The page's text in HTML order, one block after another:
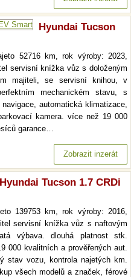
Hyundai Tucson
52716 km, rok výroby: 2023,
servisní knížka vůz s doloženým
majiteli, se servisní knihou, v
mechanickém stavu, s
automatická klimatizace,
kamera. více než 19 000
garance…
Zobrazit inzerát
Hyundai Tucson 1.7 CRDi
139753 km, rok výroby: 2016,
servisní knížka vůz s naftovým
výbava. dlouhá platnost stk.
000 kvalitních a prověřených aut.
stav vozu, kontrola najetých km.
všech modelů a značek, férové